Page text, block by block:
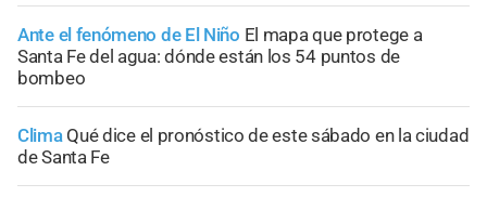
Ante el fenómeno de El Niño El mapa que protege a
Santa Fe del agua: dónde están los 54 puntos de
bombeo
Clima Qué dice el pronóstico de este sábado en la ciudad
de Santa Fe